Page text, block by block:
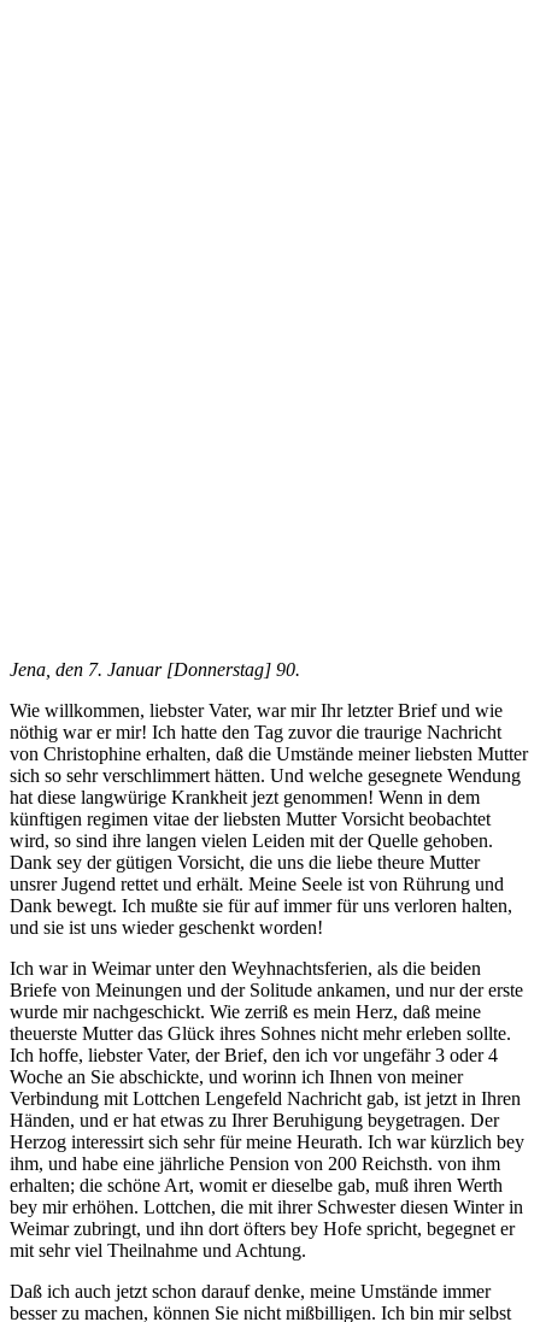
Jena, den 7. Januar [Donnerstag] 90.
Wie willkommen, liebster Vater, war mir Ihr letzter Brief und wie
nöthig war er mir! Ich hatte den Tag zuvor die traurige Nachricht
von Christophine erhalten, daß die Umstände meiner liebsten Mutter
sich so sehr verschlimmert hätten. Und welche gesegnete Wendung
hat diese langwürige Krankheit jezt genommen! Wenn in dem
künftigen regimen vitae der liebsten Mutter Vorsicht beobachtet
wird, so sind ihre langen vielen Leiden mit der Quelle gehoben.
Dank sey der gütigen Vorsicht, die uns die liebe theure Mutter
unsrer Jugend rettet und erhält. Meine Seele ist von Rührung und
Dank bewegt. Ich mußte sie für auf immer für uns verloren halten,
und sie ist uns wieder geschenkt worden!
Ich war in Weimar unter den Weyhnachtsferien, als die beiden
Briefe von Meinungen und der Solitude ankamen, und nur der erste
wurde mir nachgeschickt. Wie zerriß es mein Herz, daß meine
theuerste Mutter das Glück ihres Sohnes nicht mehr erleben sollte.
Ich hoffe, liebster Vater, der Brief, den ich vor ungefähr 3 oder 4
Woche an Sie abschickte, und worinn ich Ihnen von meiner
Verbindung mit Lottchen Lengefeld Nachricht gab, ist jetzt in Ihren
Händen, und er hat etwas zu Ihrer Beruhigung beygetragen. Der
Herzog interessirt sich sehr für meine Heurath. Ich war kürzlich bey
ihm, und habe eine jährliche Pension von 200 Reichsth. von ihm
erhalten; die schöne Art, womit er dieselbe gab, muß ihren Werth
bey mir erhöhen. Lottchen, die mit ihrer Schwester diesen Winter in
Weimar zubringt, und ihn dort öfters bey Hofe spricht, begegnet er
mit sehr viel Theilnahme und Achtung.
Daß ich auch jetzt schon darauf denke, meine Umstände immer
besser zu machen, können Sie nicht mißbilligen. Ich bin mir selbst